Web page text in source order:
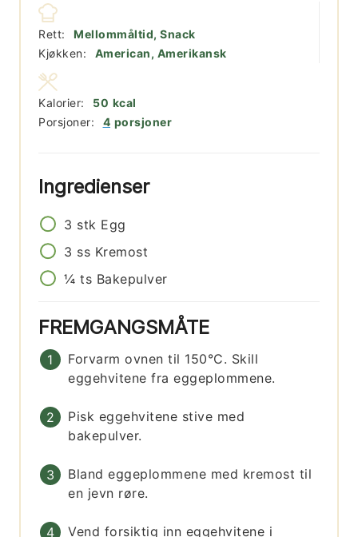
Rett:
Mellommåltid, Snack
Kjøkken:
American, Amerikansk
Porsjoner: 4 porsjoner
Kalorier: 50 kcal
Ingredienser
3 stk Egg
3 ss Kremost
¼ ts Bakepulver
FREMGANGSMÅTE
Forvarm ovnen til 150°C. Skill
eggehvitene fra eggeplommene.
Pisk eggehvitene stive med
bakepulver.
Bland eggeplommene med kremost til
en jevn røre.
Vend forsiktig inn eggehvitene i